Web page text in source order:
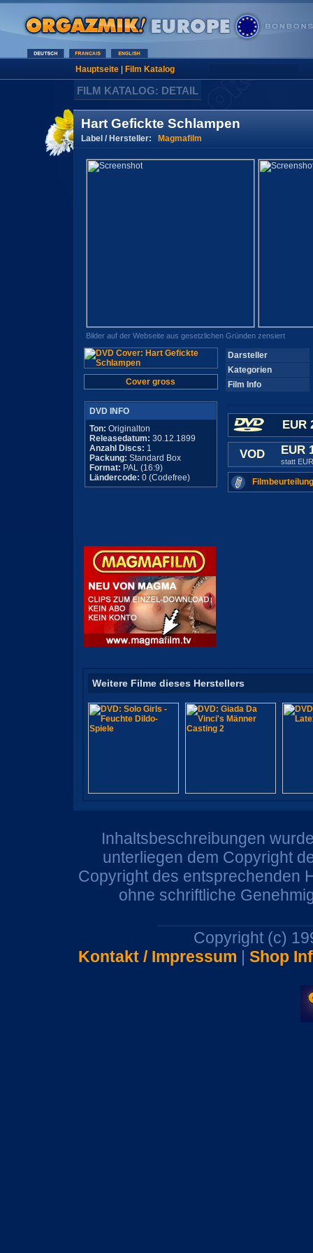
Hauptseite| Film Katalog
FILM KATALOG: DETAIL
Hart Gefickte Schlampen
Label / Hersteller: Magmafilm
Bilder auf der Webseite aus gesetzlichen Gründen zensiert
Cover gross
DVD INFO
Ton: Originalton
Releasedatum: 30.12.1899
Anzahl Discs: 1
Packung: Standard Box
Format: PAL (16:9)
Ländercode: 0 (Codefree)
Darsteller
Kategorien
Film Info
EUR
VOD EUR
statt
Weitere Filme dieses Herstellers
Inhaltsbeschreibungen
unterliegen dem Copyright
Copyright des entsprechenden
ohne schriftliche
Copyright (c)
Kontakt / Impressum | Shop